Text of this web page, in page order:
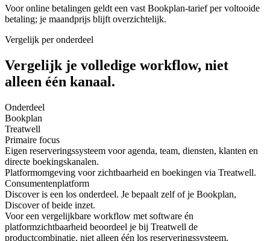
Voor online betalingen geldt een vast Bookplan-tarief per voltooide
betaling; je maandprijs blijft overzichtelijk.
Vergelijk per onderdeel
Vergelijk je volledige workflow, niet
alleen één kanaal.
Onderdeel
Bookplan
Treatwell
Primaire focus
Eigen reserveringssysteem voor agenda, team, diensten, klanten en
directe boekingskanalen.
Platformomgeving voor zichtbaarheid en boekingen via Treatwell.
Consumentenplatform
Discover is een los onderdeel. Je bepaalt zelf of je Bookplan,
Discover of beide inzet.
Voor een vergelijkbare workflow met software én
platformzichtbaarheid beoordeel je bij Treatwell de
productcombinatie, niet alleen één los reserveringssysteem.